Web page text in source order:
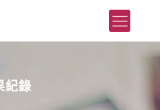
紀錄